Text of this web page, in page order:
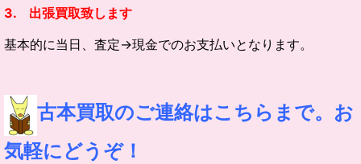
3. 出張買取致します
基本的に当日、査定→現金でのお支払いとなります。
古本買取のご連絡はこちらまで。お
気軽にどうぞ！